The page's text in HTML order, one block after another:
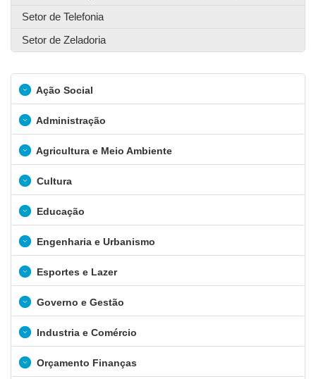
Setor de Telefonia
Setor de Zeladoria
Ação Social
Administração
Agricultura e Meio Ambiente
Cultura
Educação
Engenharia e Urbanismo
Esportes e Lazer
Governo e Gestão
Industria e Comércio
Orçamento Finanças